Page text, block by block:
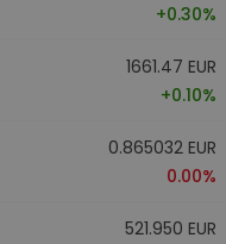
+0.30%
1661.47 EUR
+0.10%
0.865032 EUR
0.00%
521.950 EUR